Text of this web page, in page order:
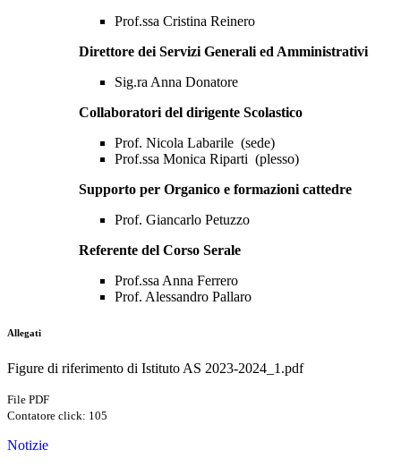
Prof.ssa Cristina Reinero
Direttore dei Servizi Generali ed Amministrativi
Sig.ra Anna Donatore
Collaboratori del dirigente Scolastico
Prof. Nicola Labarile (sede)
Prof.ssa Monica Riparti (plesso)
Supporto per Organico e formazioni cattedre
Prof. Giancarlo Petuzzo
Referente del Corso Serale
Prof.ssa Anna Ferrero
Prof. Alessandro Pallaro
Allegati
Figure di riferimento di Istituto AS 2023-2024_1.pdf
File PDF
Contatore click: 105
Notizie